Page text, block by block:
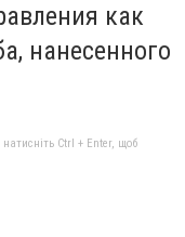
как
нанесенного
Ctrl + Enter, щоб